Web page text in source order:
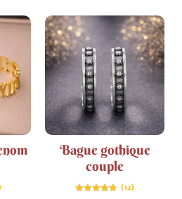
Bague gothique
couple
(12)